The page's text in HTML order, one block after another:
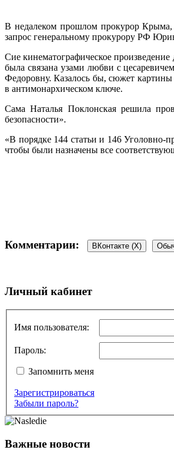
В недалеком прошлом прокурор Крыма,
запрос генеральному прокурору РФ
Сие кинематографическое
была связана узами любви с
Федоровну. Казалось бы, сюжет
в антимонархическом ключе.
Сама Наталья Поклонская решила
безопасности».
«В порядке 144 статьи и 146 Уголовно-
чтобы были назначены все
Комментарии: ВКонтакте (X)
Добавить комментарий
Комментарий*
Имя*
Email*
Личный кабинет
Имя пользователя:
Пароль:
Запомнить меня
Зарегистрироваться
Забыли пароль?
Важные новости